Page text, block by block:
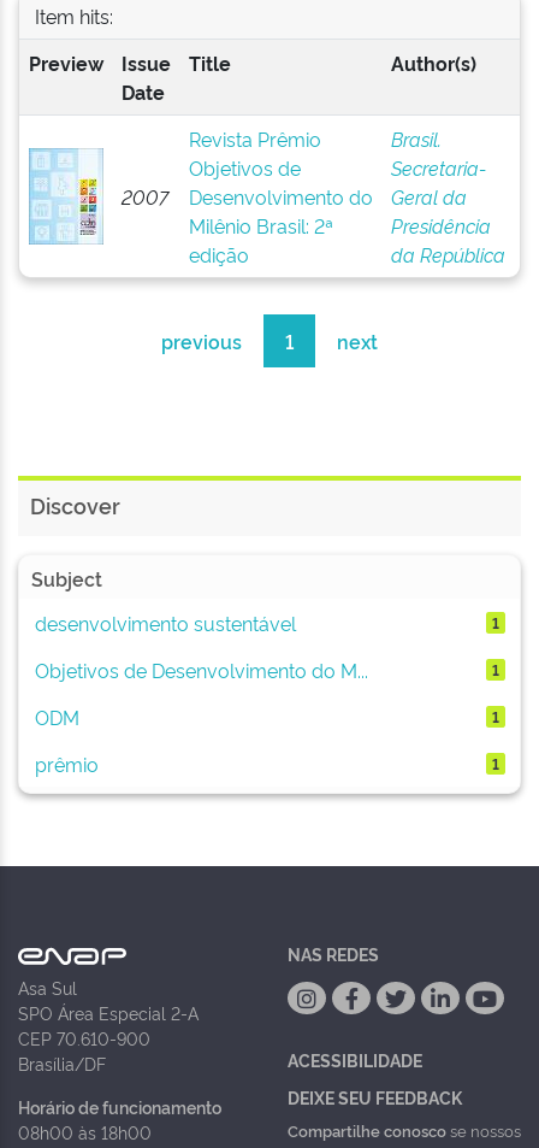
Item hits:
Preview
Issue
Date
Title Author(s)
2007
Revista Prêmio
Objetivos de
Desenvolvimento do
Milênio Brasil: 2ª
edição
Brasil.
Secretaria-
Geral da
Presidência
da República
previous 1 next
Discover
Subject
desenvolvimento sustentável
1
Objetivos de Desenvolvimento do M... 1
ODM 1
prêmio 1
Asa Sul
SPO Área Especial 2-A
CEP 70.610-900
Brasília/DF
Horário de funcionamento
08h00 às 18h00
NAS REDES
ACESSIBILIDADE
DEIXE SEU FEEDBACK
Compartilhe conoscose nossos